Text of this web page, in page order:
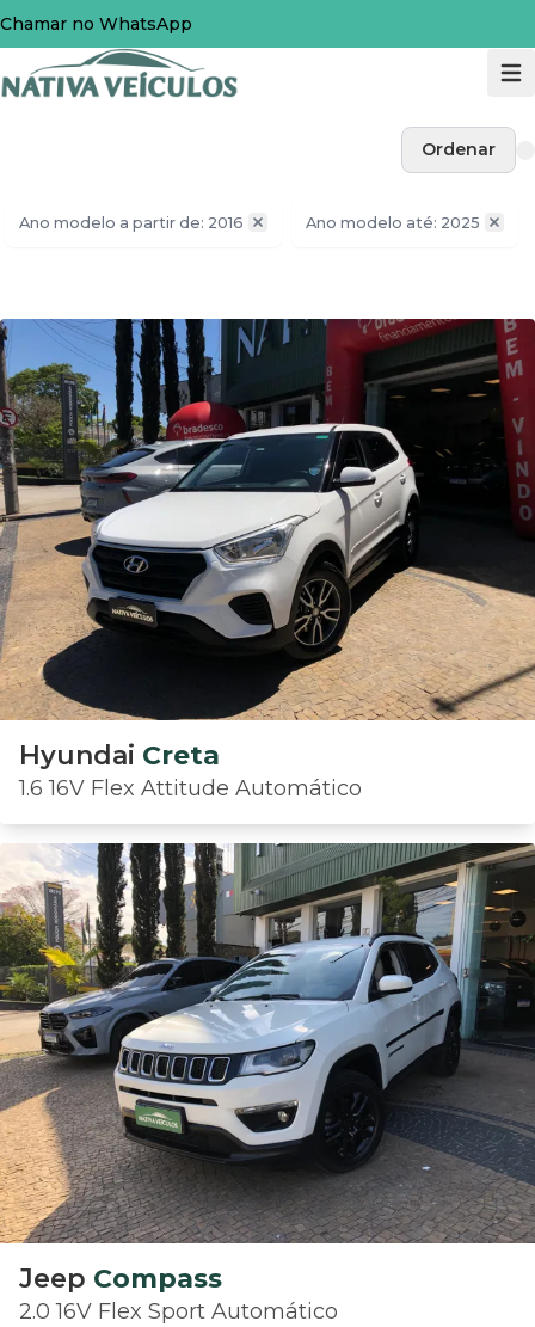
Chamar no WhatsApp
Ordenar
Ano modelo a partir de: 2016 Ano modelo até: 2025
Hyundai Creta
1.6 16V Flex Attitude Automático
Jeep Compass
2.0 16V Flex Sport Automático